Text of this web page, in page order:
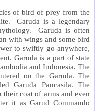
of bird of prey from the
Garuda is a legendary
Garuda is often
with wings and some bird
to swiftly go anywhere,
Garuda is a part of state
and Indonesia. The
on the Garuda. The
Garuda Pancasila. The
coat of arms and even
it as Garud Commando